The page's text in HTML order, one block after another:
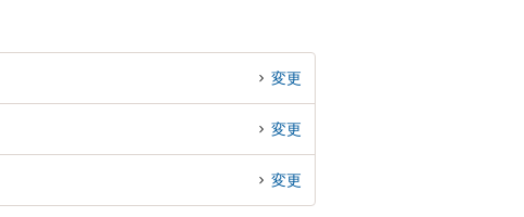
変更
変更
変更